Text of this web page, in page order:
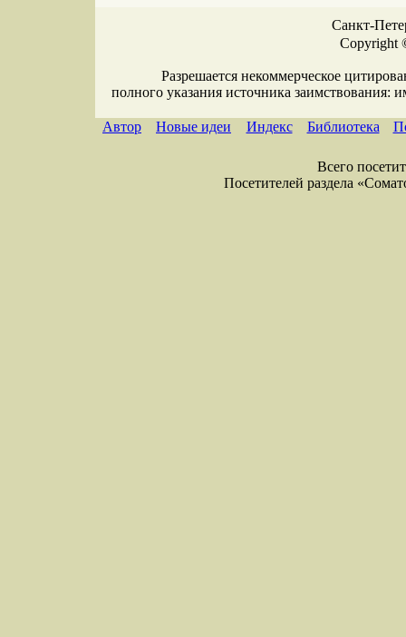
Санкт-
Copyright
Разрешается некоммерческое
полного указания источника заимствования:
Автор Новые идеи Индекс Библиотека
Всего
Посетителей раздела